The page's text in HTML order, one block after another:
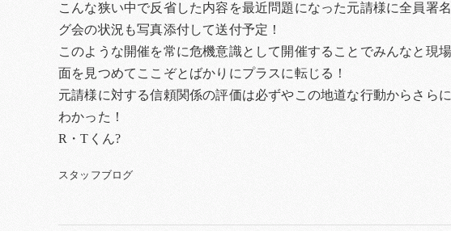
こんな狭い中で反省した内容を最近問題になった元請様に全員署
グ会の状況も写真添付して送付予定！
このような開催を常に危機意識として開催することでみんなと現
面を見つめてここぞとばかりにプラスに転じる！
元請様に対する信頼関係の評価は必ずやこの地道な行動からさら
わかった！
R・Tくん?
スタッフブログ